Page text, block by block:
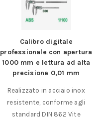
Calibro digitale
professionale con apertura
1000 mm e lettura ad alta
precisione 0,01 mm
Realizzato in acciaio inox
resistente, conforme agli
standard DIN 862 Vite